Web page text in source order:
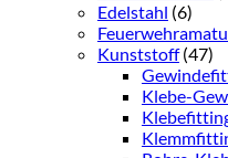
Edelstahl (6)
Kunststoff (47)
Klebe-